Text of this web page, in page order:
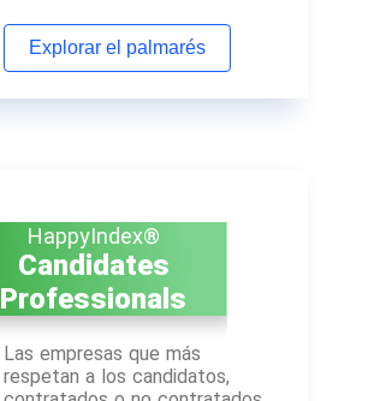
Explorar el palmarés
HappyIndex®
Candidates
Professionals
Las empresas que más
respetan a los candidatos,